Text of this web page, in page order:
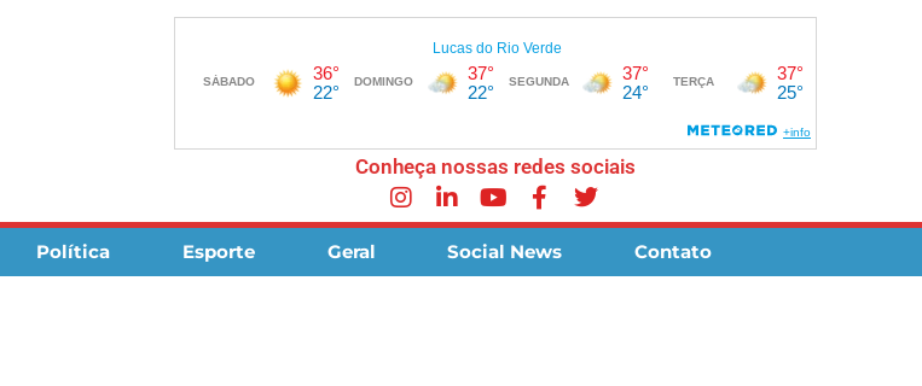
Conheça nossas redes sociais
Política Esporte Geral Social News Contato